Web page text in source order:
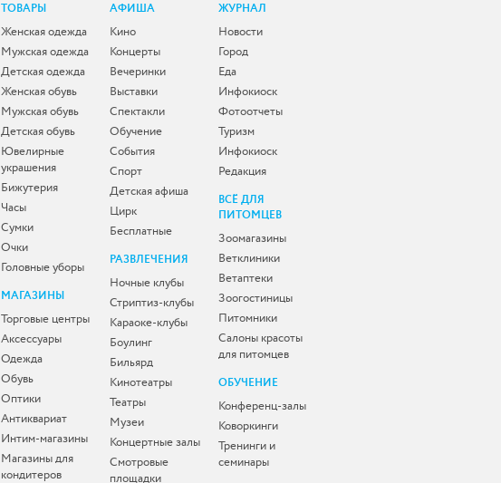
ТОВАРЫ
Женская одежда
Мужская одежда
Детская одежда
Женская обувь
Мужская обувь
Детская обувь
Ювелирные
украшения
Бижутерия
Часы
Сумки
Очки
Головные уборы
МАГАЗИНЫ
Торговые центры
Аксессуары
Одежда
Обувь
Оптики
Антиквариат
Интим-магазины
Магазины для
кондитеров
АФИША
Кино
Концерты
Вечеринки
Выставки
Спектакли
Обучение
События
Спорт
Детская афиша
Цирк
Бесплатные
РАЗВЛЕЧЕНИЯ
Ночные клубы
Стриптиз-клубы
Караоке-клубы
Боулинг
Бильярд
Кинотеатры
Театры
Музеи
Концертные залы
Смотровые
площадки
ЖУРНАЛ
Новости
Город
Еда
Инфокиоск
Фотоотчеты
Туризм
Инфокиоск
Редакция
ВСЁ ДЛЯ
ПИТОМЦЕВ
Зоомагазины
Ветклиники
Ветаптеки
Зоогостиницы
Питомники
Салоны красоты
для питомцев
ОБУЧЕНИЕ
Конференц-залы
Коворкинги
Тренинги и
семинары